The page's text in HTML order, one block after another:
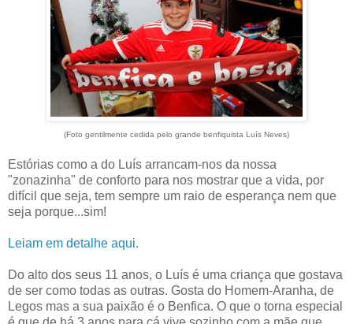
(Foto gentilmente cedida pelo grande benfiquista Luís Neves)
Estórias como a do Luís arrancam-nos da nossa
"zonazinha" de conforto para nos mostrar que a vida, por
difícil que seja, tem sempre um raio de esperança nem que
seja porque...sim!
Leiam em detalhe aqui.
Do alto dos seus 11 anos, o Luís é uma criança que gostava
de ser como todas as outras. Gosta do Homem-Aranha, de
Legos mas a sua paixão é o Benfica. O que o torna especial